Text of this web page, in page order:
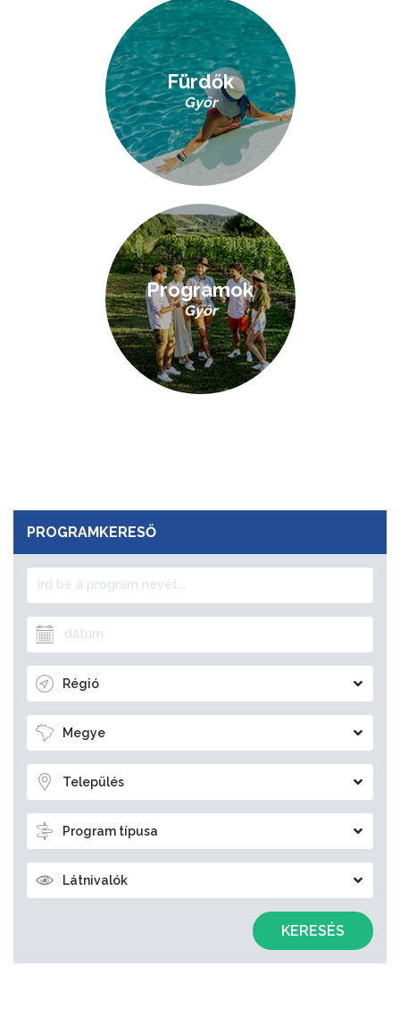
Fürdők
Győr
Programok
Győr
PROGRAMKERESŐ
Régió
Megye
Település
Program típusa
Látnivalók
KERESÉS